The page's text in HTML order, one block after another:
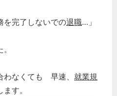
を完了しないでの退職…」
わなくても 早速、 就業規
す。
に投稿しますか？